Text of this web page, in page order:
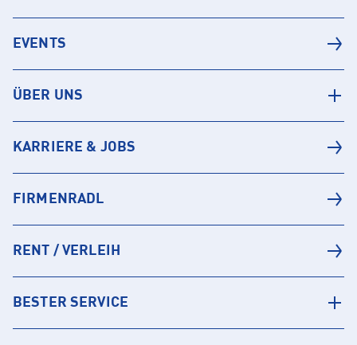
EVENTS
ÜBER UNS
KARRIERE & JOBS
FIRMENRADL
RENT / VERLEIH
BESTER SERVICE